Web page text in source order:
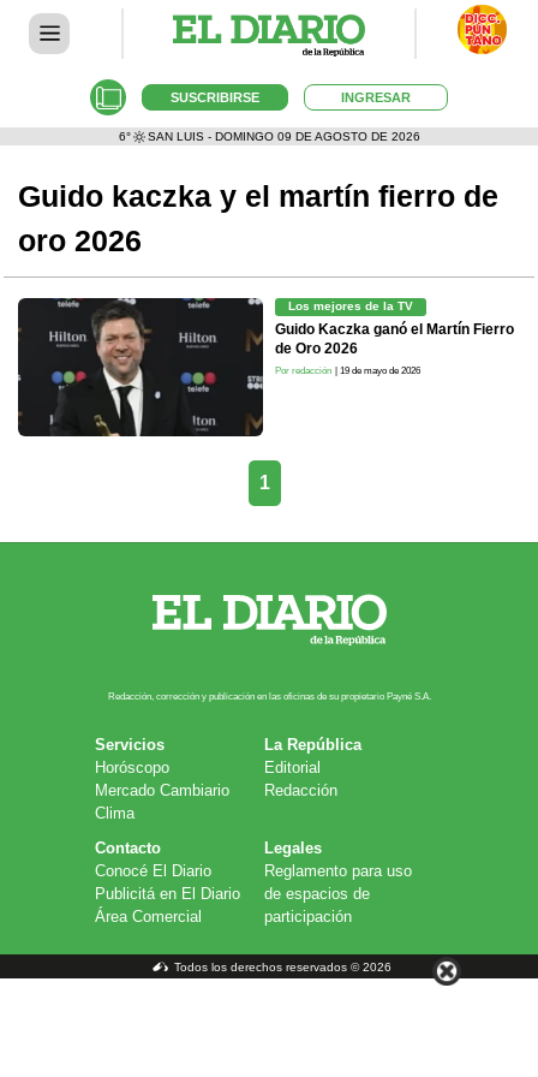
SUSCRIBIRSE INGRESAR
6° SAN LUIS - DOMINGO 09 DE AGOSTO DE 2026
Guido kaczka y el martín fierro de
oro 2026
Los mejores de la TV
Guido Kaczka ganó el Martín Fierro
de Oro 2026
Por redacción | 19 de mayo de 2026
1
Redacción, corrección y publicación en las oficinas de su propietario Payn​é S.A.
Servicios
Horóscopo
Mercado Cambiario
Clima
La República
Editorial
Redacción
Contacto
Conocé El Diario
Publicitá en El Diario
Área Comercial
Legales
Reglamento para uso
de espacios de
participación
Todos los derechos reservados © 2026